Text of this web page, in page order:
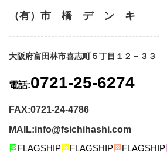
（有）市 橋 デ ン キ
-------------------------------------------
大阪府富田林市喜志町５丁目１２－３３
電話:0721-25-6274
FAX:0721-24-4786
MAIL:info@fsichihashi.com
🏁 FLAGSHIP🏁 FLAGSHIP🏁 FLAGSHIP